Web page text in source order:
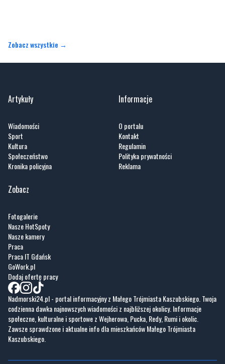
Zobacz wszystkie →
Artykuły
Wiadomości
Sport
Kultura
Społeczeństwo
Kronika policyjna
Informacje
O portalu
Kontakt
Regulamin
Polityka prywatności
Reklama
Zobacz
Fotogalerie
Nasze HotSpoty
Nasze kamery
Praca
Praca IT Gdańsk
GoWork.pl
Dodaj ofertę pracy
Nadmorski24.pl - portal informacyjny z Małego Trójmiasta Kaszubskiego. Twoja
codzienna dawka najnowszych wiadomości z najbliższej okolicy. Informacje
społeczne, kulturalne i sportowe z Wejherowa, Pucka, Redy, Rumi i okolic.
Zawsze sprawdzone i aktualne info dla mieszkańców Małego Trójmiasta
Kaszubskiego.